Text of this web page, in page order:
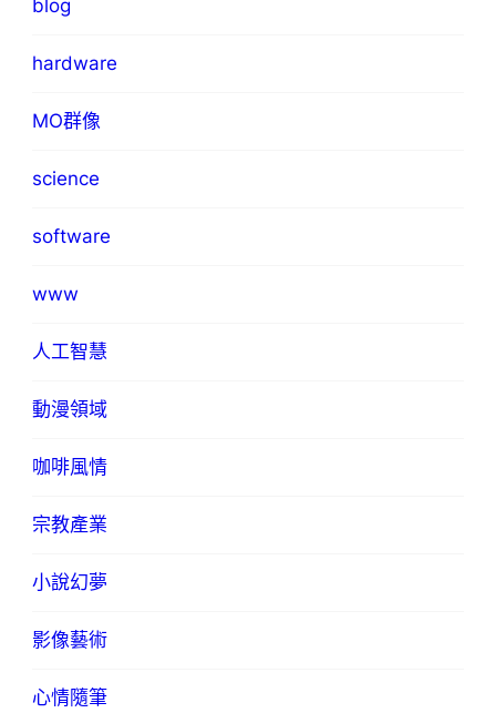
blog
hardware
MO群像
science
software
www
人工智慧
動漫領域
咖啡風情
宗教產業
小說幻夢
影像藝術
心情隨筆